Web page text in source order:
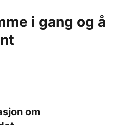
i gang og å
om